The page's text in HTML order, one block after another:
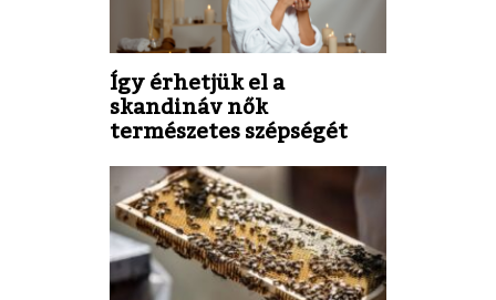
Így érhetjük el a
skandináv nők
természetes szépségét